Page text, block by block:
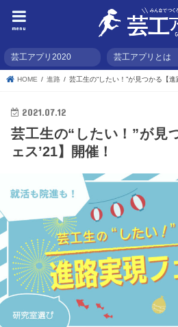
menu
芸工アプリ2020 芸工アプリとは
HOME 進路 芸工生の“したい！”が見つかる【進
2021.07.12
芸工生の“したい！”が見
ェス’21】開催！